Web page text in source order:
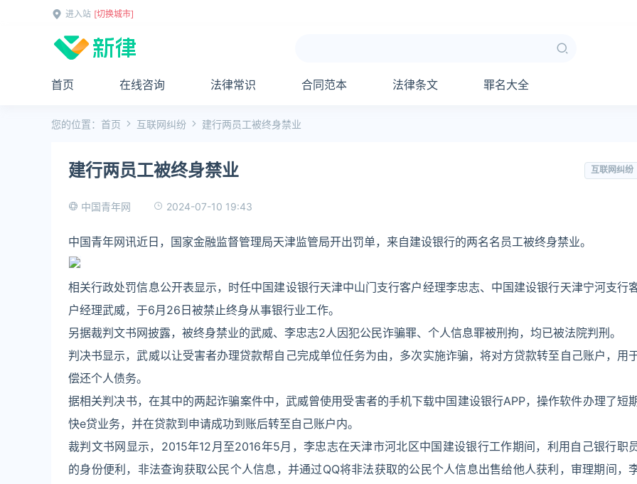
进入站 [切换城市]
首页 在线咨询 法律常识 合同范本 法律条文 罪名大全
您的位置： 首页 互联网纠纷 建行两员工被终身禁业
建行两员工被终身禁业 互联网纠纷
中国青年网 2024-07-10 19:43
中国青年网讯近日，国家金融监督管理局天津监管局开出罚单，来自建设银行的两名名员工被终身禁业。
相关行政处罚信息公开表显示，时任中国建设银行天津中山门支行客户经理李忠志、中国建设银行天津宁河支行
户经理武威，于6月26日被禁止终身从事银行业工作。
另据裁判文书网披露，被终身禁业的武威、李忠志2人因犯公民诈骗罪、个人信息罪被刑拘，均已被法院判刑。
判决书显示，武威以让受害者办理贷款帮自己完成单位任务为由，多次实施诈骗，将对方贷款转至自己账户，用
偿还个人债务。
据相关判决书，在其中的两起诈骗案件中，武威曾使用受害者的手机下载中国建设银行APP，操作软件办理了短
快e贷业务，并在贷款到申请成功到账后转至自己账户内。
裁判文书网显示，2015年12月至2016年5月，李忠志在天津市河北区中国建设银行工作期间，利用自己银行职
的身份便利，非法查询获取公民个人信息，并通过QQ将非法获取的公民个人信息出售给他人获利，审理期间，